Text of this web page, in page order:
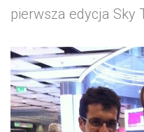
pierwsza edycja Sky